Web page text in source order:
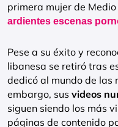
primera mujer de
ardientes escenas
Pese a su éxito y
libanesa se retiró tras
dedicó al mundo de las
embargo, sus videos
siguen siendo los más
páginas de contenido